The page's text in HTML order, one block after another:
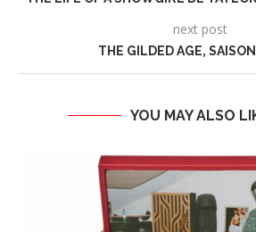
next post
THE GILDED AGE, SAISON
YOU MAY ALSO